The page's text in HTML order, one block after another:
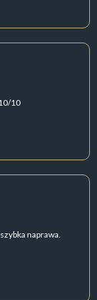
10
naprawa.